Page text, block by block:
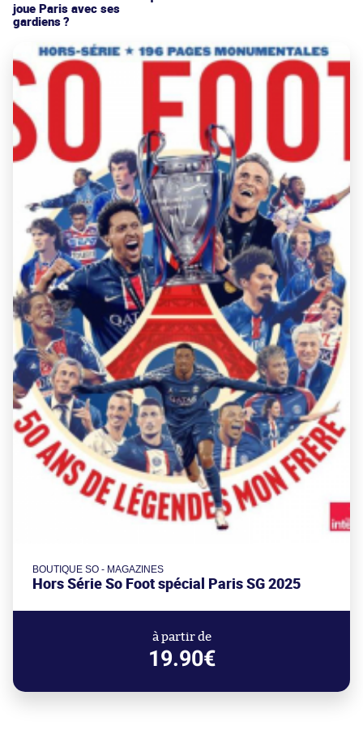
joue Paris avec ses
gardiens ?
BOUTIQUE SO - MAGAZINES
Hors Série So Foot spécial Paris SG 2025
à partir de
19.90€